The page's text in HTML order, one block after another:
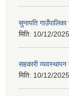
सुनापति
मिति: 10/12/
सहकारी व्यवस्थापन
मिति: 10/12/